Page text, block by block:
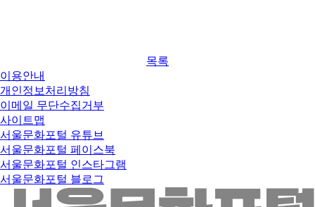
목록
이용안내
개인정보처리방침
이메일 무단수집거부
사이트맵
서울문화포털 유튜브
서울문화포털 페이스북
서울문화포털 인스타그램
서울문화포털 블로그